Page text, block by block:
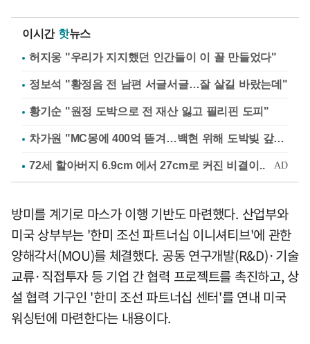
이시간 핫뉴스
허지웅 "우리가 지지했던 인간들이 이 꼴 만들었다"
정보석 "황정음 전 남편 서글서글…잘 살길 바랐는데"
황기순 "원정 도박으로 전 재산 잃고 필리핀 도피"
차가원 "MC몽에 400억 뜯겨…백현 위해 도박빚 갚아줘"
방미를 계기로 마스가 이행 기반도 마련했다. 산업부와
미국 상부부는 '한미 조선 파트너십 이니셔티브'에 관한
양해각서(MOU)를 체결했다. 공동 연구개발(R&D)·기술
교류·직접투자 등 기업 간 협력 프로젝트를 촉진하고, 상
설 협력 기구인 '한미 조선 파트너십 센터'를 연내 미국
워싱턴에 마련한다는 내용이다.